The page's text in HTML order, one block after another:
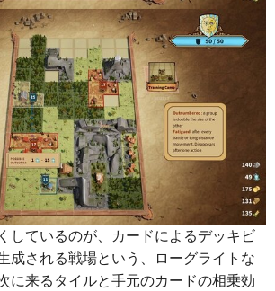
しているのが、カードによるデッキビ
成される戦場という、ローグライトな
に来るタイルと手元のカードの相乗効